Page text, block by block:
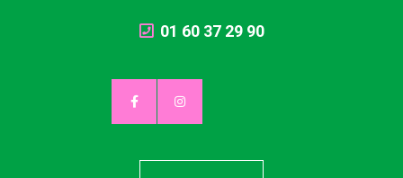
01 60 37 29 90